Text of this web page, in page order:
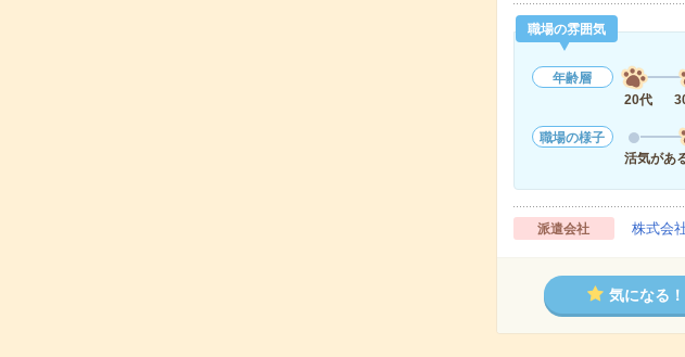
職場の雰囲気
年齢層
20代
職場の様子
活気があ
派遣会社 株式会
気になる！